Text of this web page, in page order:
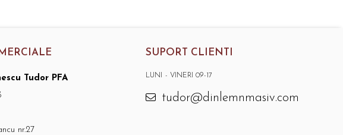
Tudor PFA
nr.27
SUPORT CLIENTI
LUNI - VINERI 09-17
tudor@dinlemnmasiv.com